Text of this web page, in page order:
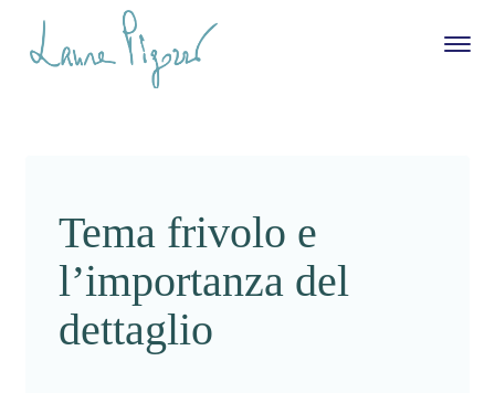
Tema frivolo e
l’importanza del
dettaglio